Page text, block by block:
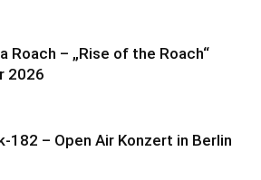
Roach – „Rise of the Roach“
2026
182 – Open Air Konzert in Berlin